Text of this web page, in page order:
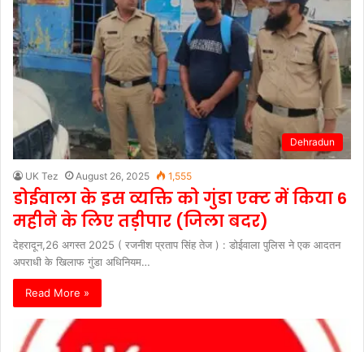
Dehradun
UK Tez August 26, 2025 1,555
डोईवाला के इस व्यक्ति को गुंडा एक्ट में किया 6
महीने के लिए तड़ीपार (जिला बदर)
देहरादून,26 अगस्त 2025 ( रजनीश प्रताप सिंह तेज ) : डोईवाला पुलिस ने एक आदतन
अपराधी के खिलाफ गुंडा अधिनियम…
Read More »